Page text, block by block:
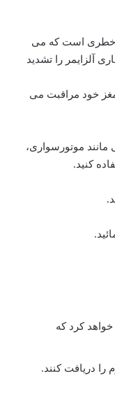
خطری است که می
آلزایمر را تشدید
مغز خود مراقبت می
مانند موتورسواری،
کنید.
کرد که
را دریافت کنند.